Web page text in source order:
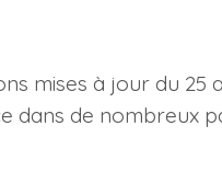
mises à jour du 25
dans de nombreux